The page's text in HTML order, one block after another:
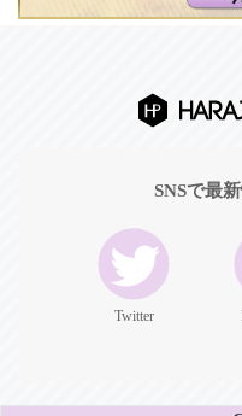
SNSで最
Twitter